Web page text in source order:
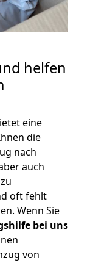
helfen
eine
die
nach
auch
oft fehlt
Wenn Sie
bei uns
von